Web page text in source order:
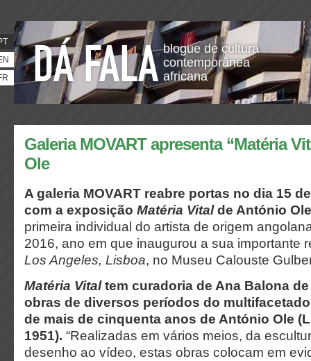
blogue de cultura
contemporânea
africana
Galeria MOVART apresenta “Matéria
Ole
A galeria MOVART reabre portas no dia 15
com a exposição Matéria Vitalde António Ole
primeira individual do artista de origem
2016, ano em que inaugurou a sua importante
Los Angeles, Lisboa, no Museu Calouste
Matéria Vitaltem curadoria de Ana Balona
obras de diversos períodos do
de mais de cinquenta anos de António Ole
1951). “Realizadas em vários meios, da
desenho ao vídeo, estas obras colocam em